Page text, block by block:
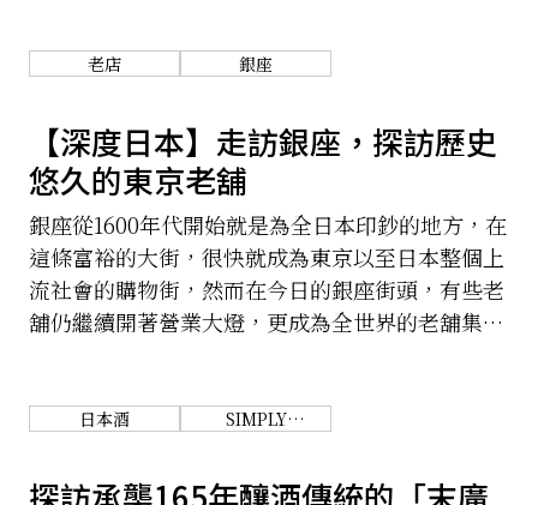
變的美味。
老店 銀座
【深度日本】走訪銀座，探訪歷史
悠久的東京老舖
銀座從1600年代開始就是為全日本印鈔的地方，在
這條富裕的大街，很快就成為東京以至日本整個上
流社會的購物街，然而在今日的銀座街頭，有些老
舖仍繼續開著營業大燈，更成為全世界的老舖集中
日本酒
SIMPLY
WONDERFUL.
探訪承襲165年釀酒傳統的「末廣